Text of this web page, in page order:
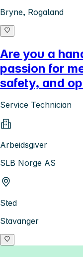
Bryne, Rogaland
Are you a
passion for
safety, and
Service Technician
Arbeidsgiver
SLB Norge AS
Sted
Stavanger